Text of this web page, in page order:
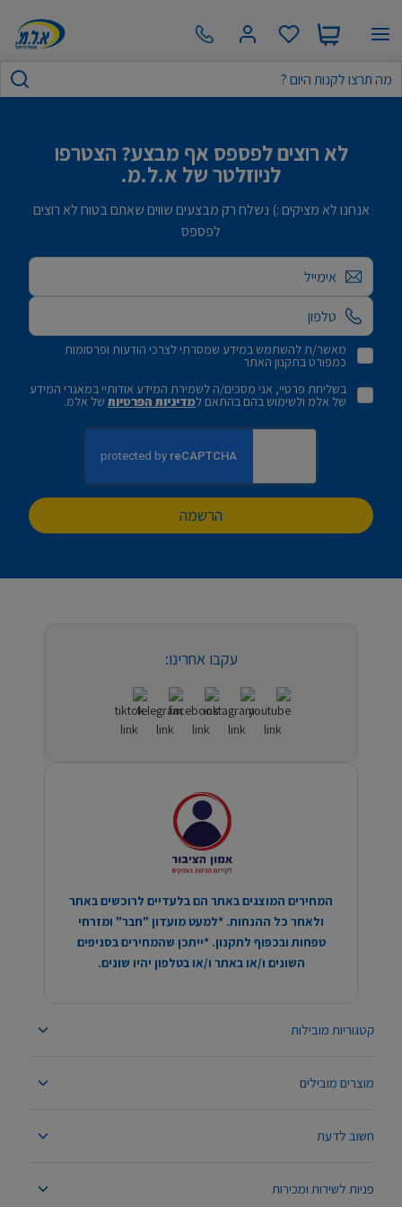
לא רוצים לפספס אף מבצע? הצטרפו
לניוזלטר של א.ל.מ.
אנחנו לא מציקים :) נשלח רק מבצעים שווים שאתם בטוח לא רוצים
לפספס
אימייל
מאשר/ת להשתמש במידע שמסרתי לצרכי הודעות ופרסומות
כמפורט בתקנון האתר
בשליחת פרטיי, אני מסכים/ה לשמירת המידע אודותיי במאגרי המידע
של אלמ ולשימוש בהם בהתאם למדיניות הפרטיותשל אלמ.
הרשמה
קטגוריות מובילות
מוצרים מובילים
חשוב לדעת
פניות לשירות ומכירות
עקבו אחרינו:
המחירים המוצגים באתר הם בלעדיים לרוכשים באתר
ולאחר כל ההנחות. *למעט מועדון "חבר" ומזרחי
טפחות ובכפוף לתקנון. *ייתכן שהמחירים בסניפים
השונים ו/או באתר ו/או בטלפון יהיו שונים.